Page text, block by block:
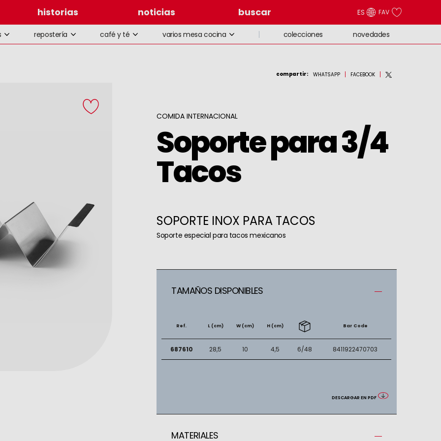
historias noticias buscar ES FAV
repostería café y té varios mesa cocina colecciones novedades
compartir: WHATSAPP FACEBOOK
COMIDA INTERNACIONAL
Soporte para 3/4
Tacos
SOPORTE INOX PARA TACOS
Soporte especial para tacos mexicanos
TAMAÑOS DISPONIBLES
Ref. L (cm) W (cm) H (cm) Bar Code
687610 28,5 10 4,5 6/48 8411922470703
DESCARGAR EN PDF
MATERIALES